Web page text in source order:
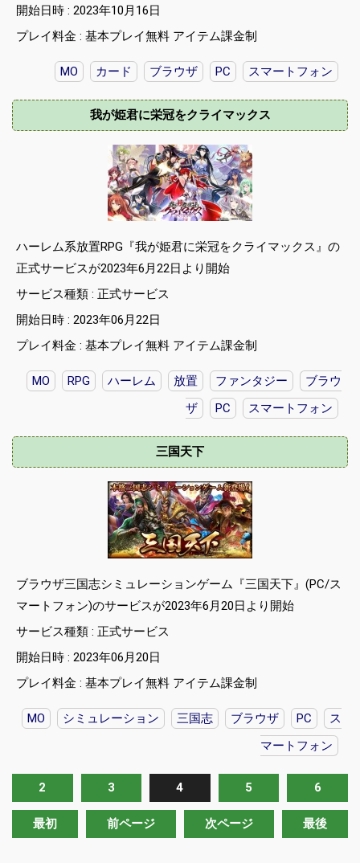
開始日時 : 2023年10月16日
プレイ料金 : 基本プレイ無料 アイテム課金制
MO カード ブラウザ PC スマートフォン
我が姫君に栄冠をクライマックス
ハーレム系放置RPG『我が姫君に栄冠をクライマックス』の
正式サービスが2023年6月22日より開始
サービス種類 : 正式サービス
開始日時 : 2023年06月22日
プレイ料金 : 基本プレイ無料 アイテム課金制
MO RPG ハーレム 放置 ファンタジー
ブラウ
ザ
PC スマートフォン
三国天下
ブラウザ三国志シミュレーションゲーム『三国天下』(PC/ス
マートフォン)のサービスが2023年6月20日より開始
サービス種類 : 正式サービス
開始日時 : 2023年06月20日
プレイ料金 : 基本プレイ無料 アイテム課金制
MO シミュレーション 三国志 ブラウザ PC
ス
マートフォン
2 3 4 5 6
最初 前ページ 次ページ 最後